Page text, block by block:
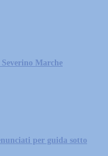
Severino Marche
per guida sotto